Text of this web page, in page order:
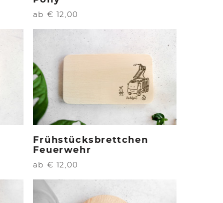
ab € 12,00
Frühstücksbrettchen
Feuerwehr
ab € 12,00